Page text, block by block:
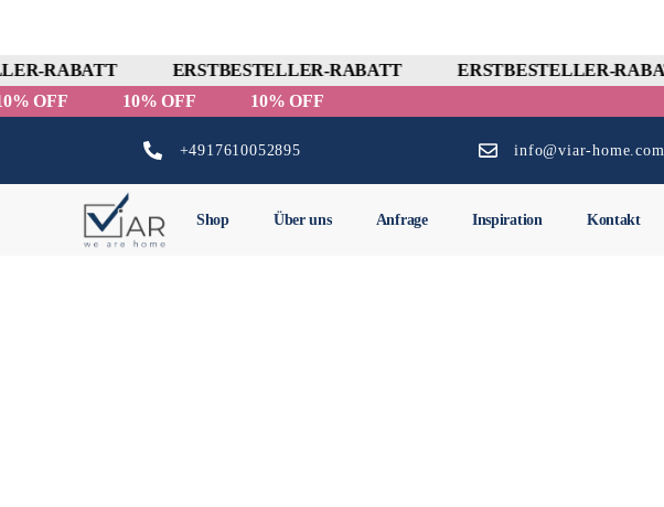
RABATT ERSTBESTELLER-RABATT ERSTBESTELLER-
OFF
10% OFF 10% OFF
+4917610052895 info@viar-home.com
Shop Über uns Anfrage Inspiration Kontakt